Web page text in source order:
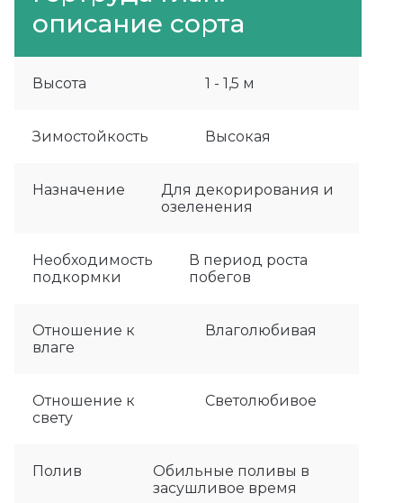
описание сорта
Высота 1 - 1,5 м
Зимостойкость Высокая
Назначение
Для декорирования и
озеленения
Необходимость
подкормки
В период роста
побегов
Отношение к
влаге
Влаголюбивая
Отношение к
свету
Светолюбивое
Полив
Обильные поливы в
засушливое время